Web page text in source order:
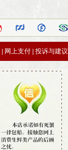
网上支付 投诉与建议